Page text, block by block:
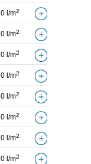
0 l/m2
0 l/m2
0 l/m2
0 l/m2
0 l/m2
0 l/m2
0 l/m2
0 l/m2